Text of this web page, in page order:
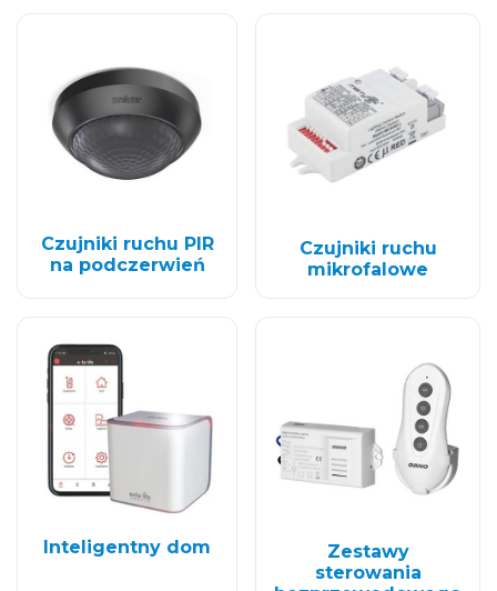
Czujniki ruchu PIR
na podczerwień
Czujniki ruchu
mikrofalowe
Inteligentny dom
Zestawy
sterowania